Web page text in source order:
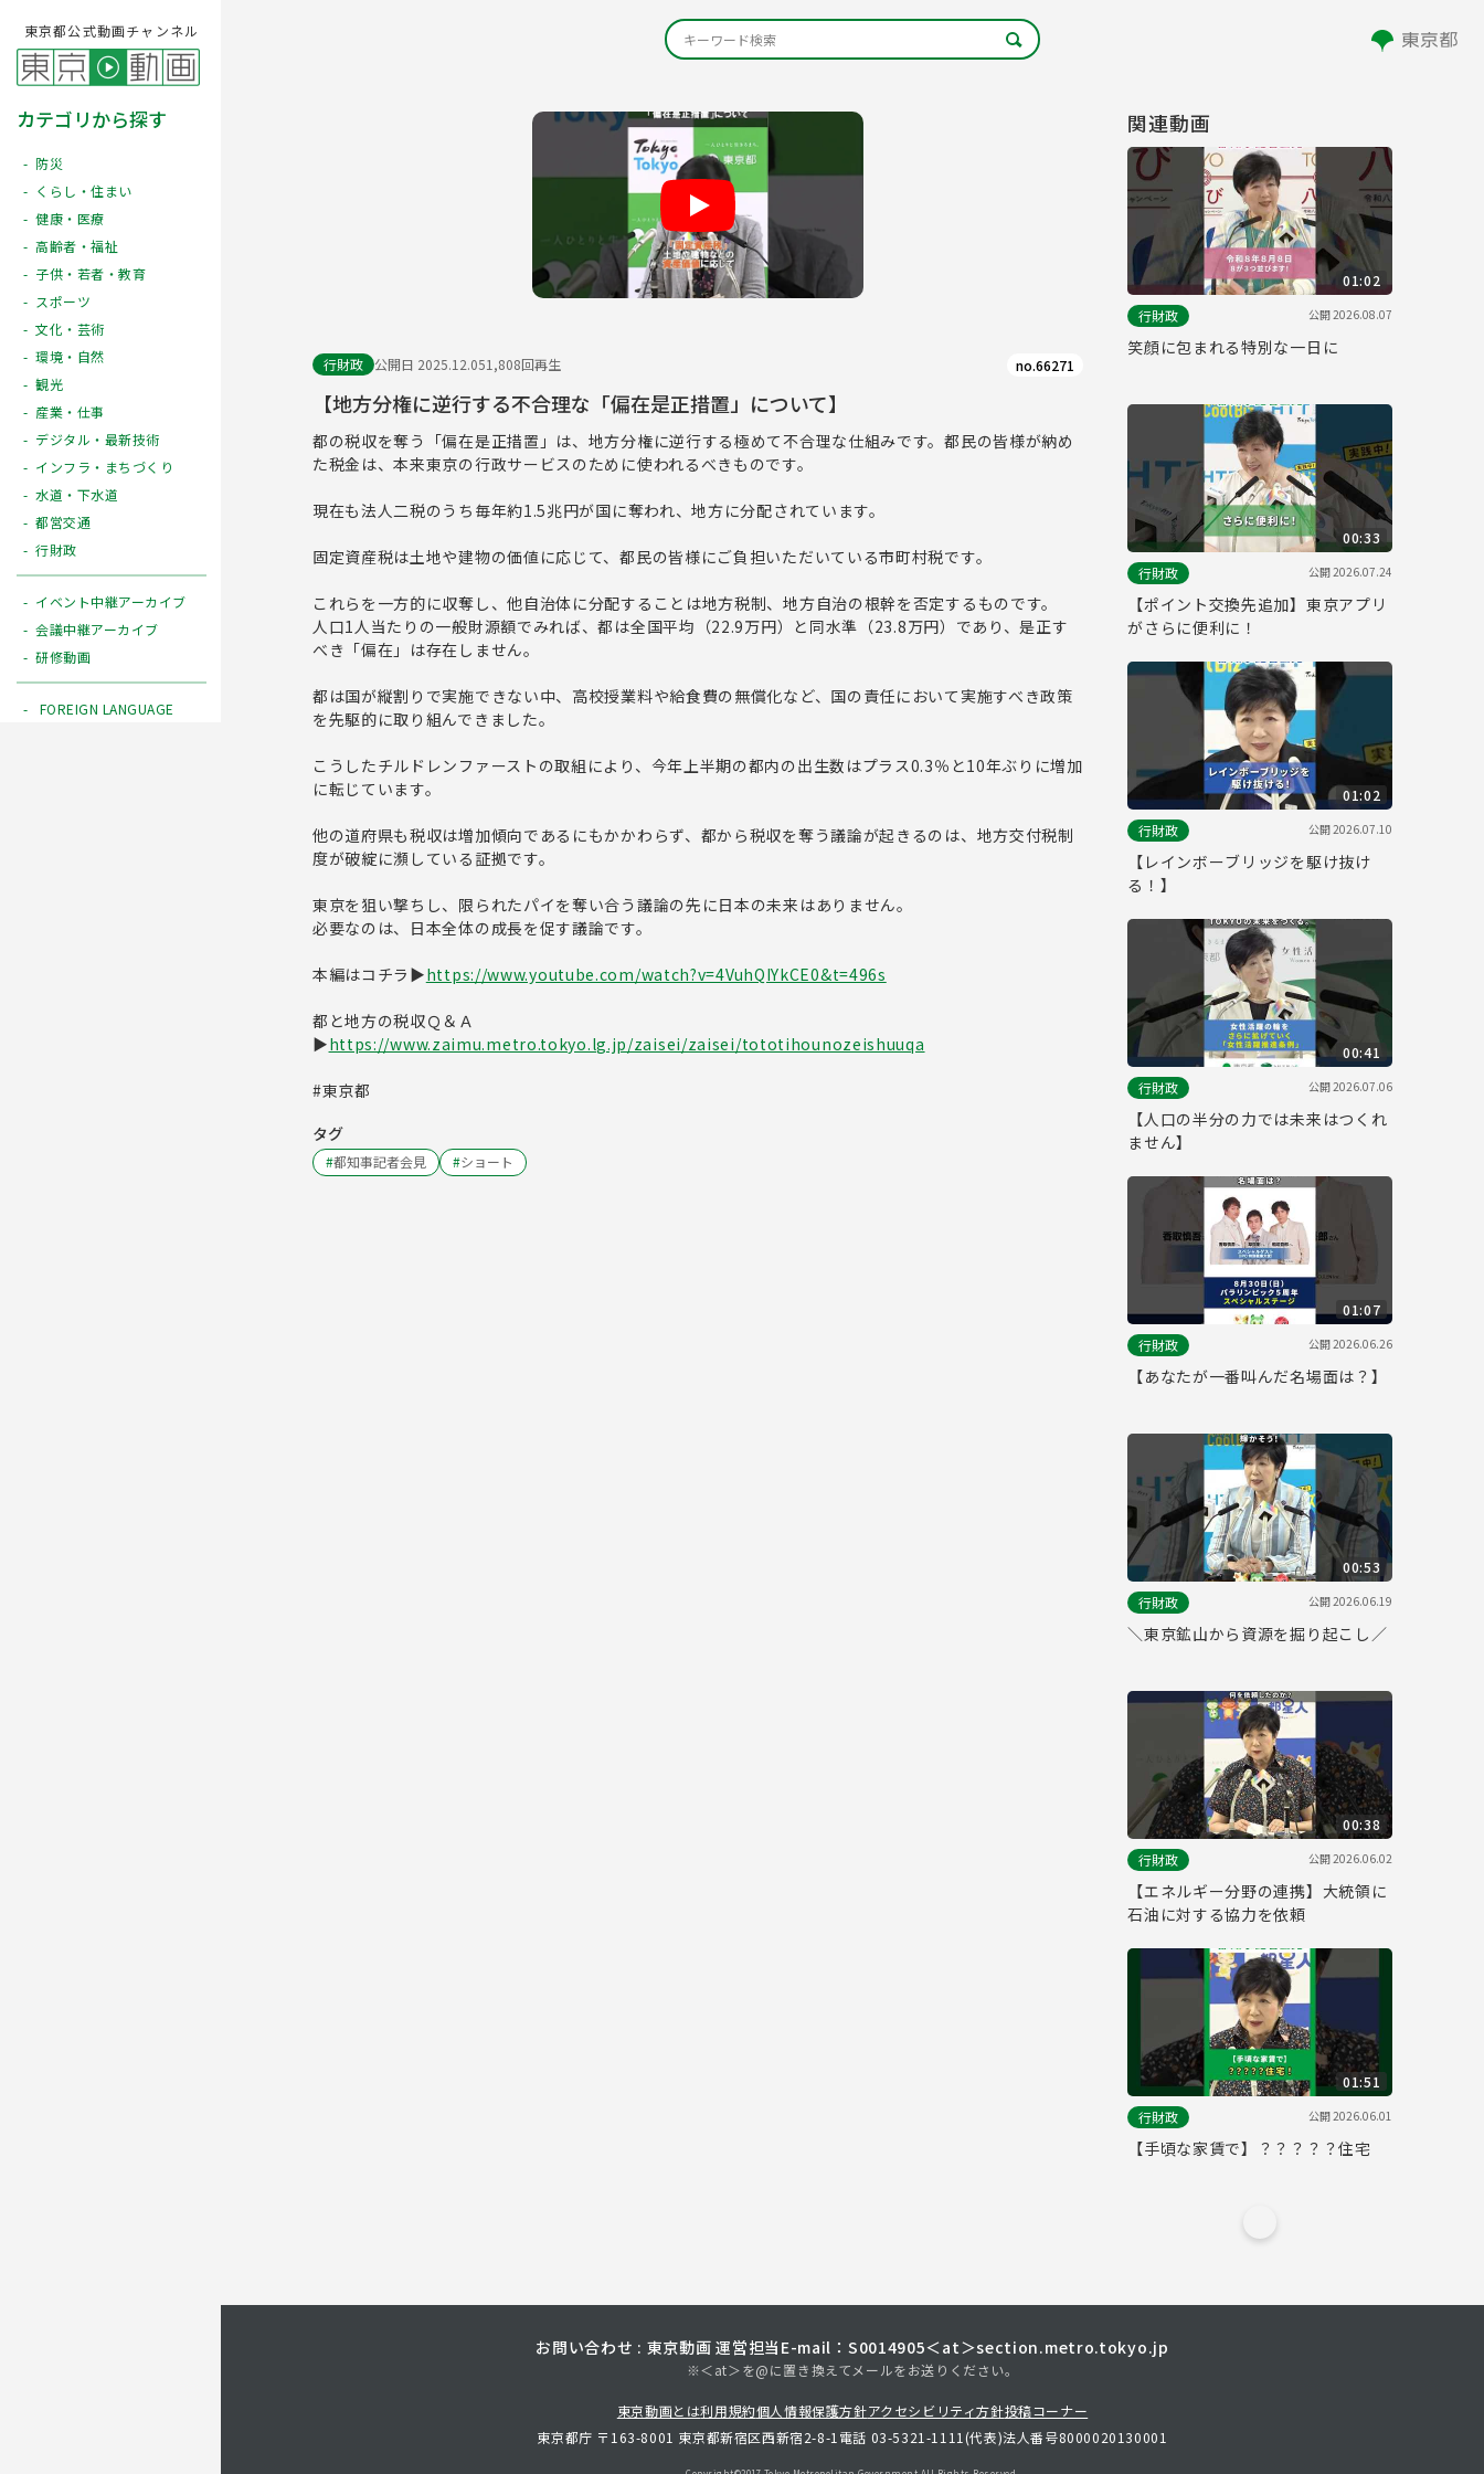
東京都公式動画チャンネル
カテゴリから探す
防災
くらし・住まい
健康・医療
高齢者・福祉
子供・若者・教育
スポーツ
文化・芸術
環境・自然
観光
産業・仕事
デジタル・最新技術
インフラ・まちづくり
水道・下水道
都営交通
行財政
イベント中継アーカイブ
会議中継アーカイブ
研修動画
FOREIGN LANGUAGE
行財政 公開日 2025.12.051,808回再生 no.66271
【地方分権に逆行する不合理な「偏在是正措置」について】
都の税収を奪う「偏在是正措置」は、地方分権に逆行する極めて不合理な仕組みです。都民の皆様が納め
た税金は、本来東京の行政サービスのために使われるべきものです。
現在も法人二税のうち毎年約1.5兆円が国に奪われ、地方に分配されています。
固定資産税は土地や建物の価値に応じて、都民の皆様にご負担いただいている市町村税です。
これらを一方的に収奪し、他自治体に分配することは地方税制、地方自治の根幹を否定するものです。
人口1人当たりの一般財源額でみれば、都は全国平均（22.9万円）と同水準（23.8万円）であり、是正す
べき「偏在」は存在しません。
都は国が縦割りで実施できない中、高校授業料や給食費の無償化など、国の責任において実施すべき政策
を先駆的に取り組んできました。
こうしたチルドレンファーストの取組により、今年上半期の都内の出生数はプラス0.3％と10年ぶりに増加
に転じています。
他の道府県も税収は増加傾向であるにもかかわらず、都から税収を奪う議論が起きるのは、地方交付税制
度が破綻に瀕している証拠です。
東京を狙い撃ちし、限られたパイを奪い合う議論の先に日本の未来はありません。
必要なのは、日本全体の成長を促す議論です。
本編はコチラ▶https://www.youtube.com/watch?v=4VuhQIYkCE0&t=496s
都と地方の税収Ｑ＆Ａ
▶https://www.zaimu.metro.tokyo.lg.jp/zaisei/zaisei/tototihounozeishuuqa
#東京都
タグ
#都知事記者会見 #ショート
関連動画
01:02
行財政
公開2026.08.07
笑顔に包まれる特別な一日に
00:33
行財政
公開2026.07.24
【ポイント交換先追加】東京アプリ
がさらに便利に！
01:02
行財政
公開2026.07.10
【レインボーブリッジを駆け抜け
る！】
00:41
行財政
公開2026.07.06
【人口の半分の力では未来はつくれ
ません】
01:07
行財政
公開2026.06.26
【あなたが一番叫んだ名場面は？】
00:53
行財政
公開2026.06.19
＼東京鉱山から資源を掘り起こし／
00:38
行財政
公開2026.06.02
【エネルギー分野の連携】大統領に
石油に対する協力を依頼
01:51
行財政
公開2026.06.01
【手頃な家賃で】？？？？？住宅
お問い合わせ : 東京動画 運営担当 E-mail：S0014905＜at＞section.metro.tokyo.jp
※＜at＞を@に置き換えてメールをお送りください。
東京動画とは利用規約個人情報保護方針アクセシビリティ方針投稿コーナー
東京都庁 〒163-8001 東京都新宿区西新宿2-8-1 電話 03-5321-1111(代表)法人番号8000020130001